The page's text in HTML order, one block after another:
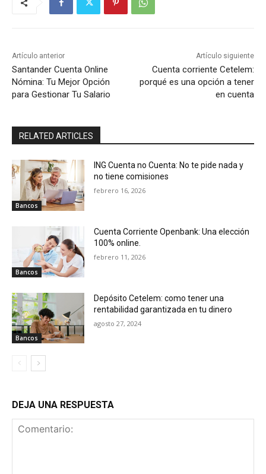
Artículo anterior
Santander Cuenta Online
Nómina: Tu Mejor Opción
para Gestionar Tu Salario
Artículo siguiente
Cuenta corriente Cetelem:
porqué es una opción a tener
en cuenta
RELATED ARTICLES
Bancos
ING Cuenta no Cuenta: No te pide nada y
no tiene comisiones
febrero 16, 2026
Bancos
Cuenta Corriente Openbank: Una elección
100% online.
febrero 11, 2026
Bancos
Depósito Cetelem: como tener una
rentabilidad garantizada en tu dinero
agosto 27, 2024
DEJA UNA RESPUESTA